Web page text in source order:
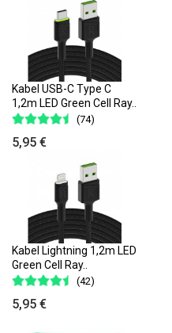
Kabel USB-C Type C
1,2m LED Green Cell Ray..
(74)
5,95 €
Kabel Lightning 1,2m LED
Green Cell Ray..
(42)
5,95 €